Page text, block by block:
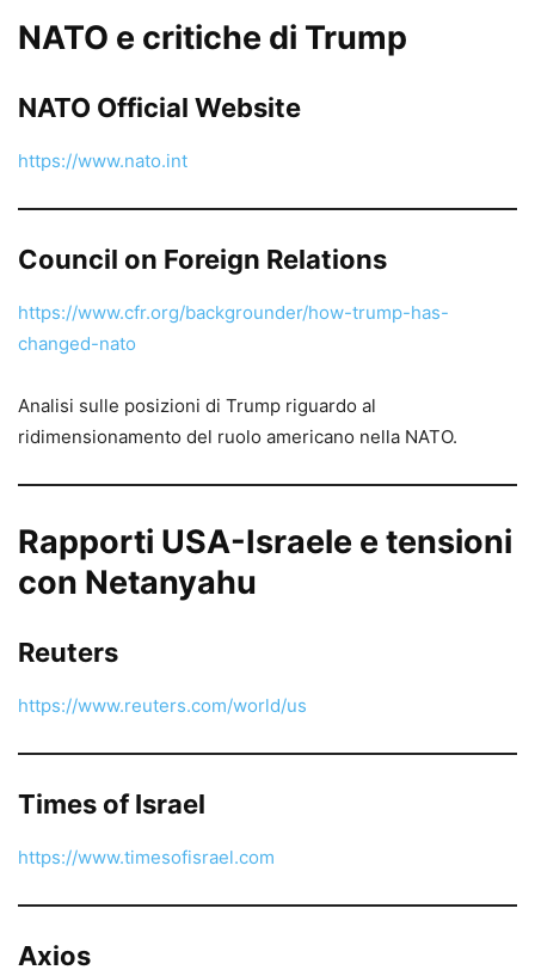
NATO e critiche di Trump
NATO Official Website
https://www.nato.int
Council on Foreign Relations
https://www.cfr.org/backgrounder/how-trump-has-
changed-nato
Analisi sulle posizioni di Trump riguardo al
ridimensionamento del ruolo americano nella NATO.
Rapporti USA-Israele e tensioni
con Netanyahu
Reuters
https://www.reuters.com/world/us
Times of Israel
https://www.timesofisrael.com
Axios